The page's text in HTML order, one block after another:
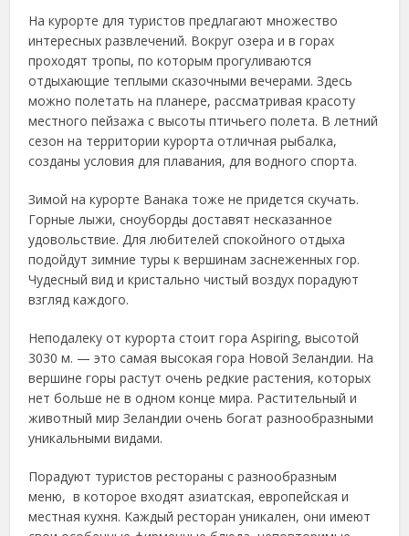
На курорте для туристов предлагают множество
интересных развлечений. Вокруг озера и в горах
проходят тропы, по которым прогуливаются
отдыхающие теплыми сказочными вечерами. Здесь
можно полетать на планере, рассматривая красоту
местного пейзажа с высоты птичьего полета. В летний
сезон на территории курорта отличная рыбалка,
созданы условия для плавания, для водного спорта.
Зимой на курорте Ванака тоже не придется скучать.
Горные лыжи, сноуборды доставят несказанное
удовольствие. Для любителей спокойного отдыха
подойдут зимние туры к вершинам заснеженных гор.
Чудесный вид и кристально чистый воздух порадуют
взгляд каждого.
Неподалеку от курорта стоит гора Aspiring, высотой
3030 м. — это самая высокая гора Новой Зеландии. На
вершине горы растут очень редкие растения, которых
нет больше не в одном конце мира. Растительный и
животный мир Зеландии очень богат разнообразными
уникальными видами.
Порадуют туристов рестораны с разнообразным
меню, в которое входят азиатская, европейская и
местная кухня. Каждый ресторан уникален, они имеют